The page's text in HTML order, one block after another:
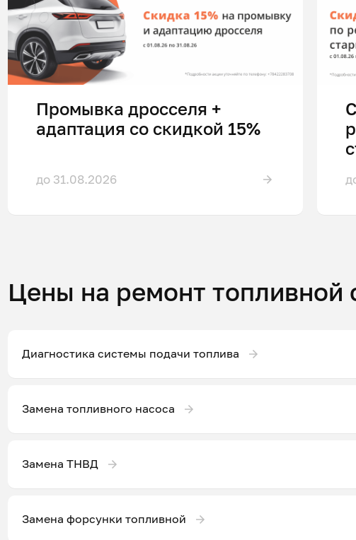
Промывка дросселя +
адаптация со скидкой 15%
до 31.08.2026
Цены на ремонт топливной
Диагностика системы подачи топлива
Замена топливного насоса
Замена ТНВД
Замена форсунки топливной